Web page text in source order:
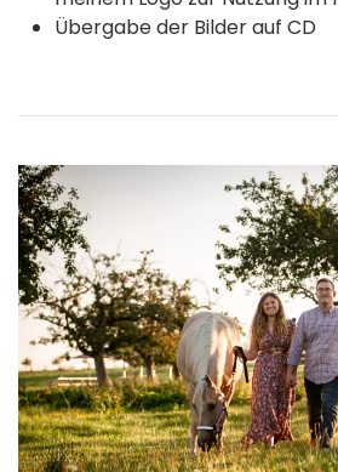
Übergabe der Bilder auf CD